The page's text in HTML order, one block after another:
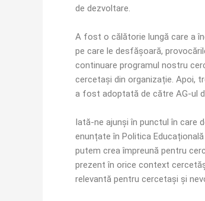
de dezvoltare.
A fost o călătorie lungă care a
pe care le desfășoară,
continuare programul nostru
cercetași din organizație. Apoi,
a fost adoptată de către AG-ul
Iată-ne ajunși în punctul în care
enunțate în Politica
putem crea împreună pentru
prezent în orice context
relevantă pentru cercetași și